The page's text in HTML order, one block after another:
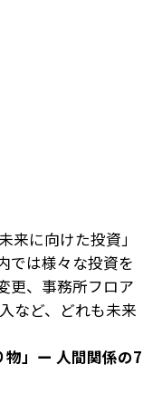
来に向けた投資」
では様々な投資を
更、事務所フロア
など、どれも未来
」ー 人間関係の7